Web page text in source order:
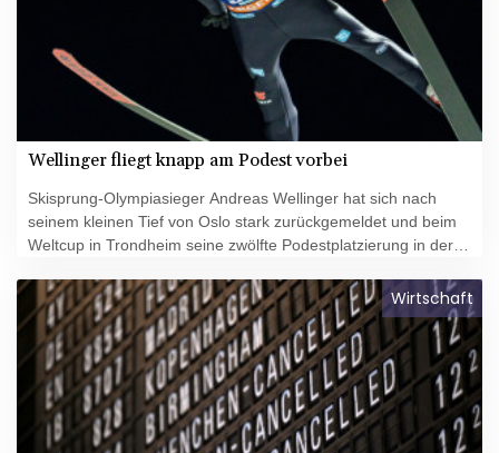
Wellinger fliegt knapp am Podest vorbei
Skisprung-Olympiasieger Andreas Wellinger hat sich nach
seinem kleinen Tief von Oslo stark zurückgemeldet und beim
Weltcup in Trondheim seine zwölfte Podestplatzierung in der
Ruhpolding kam zum Auftakt der zweiten Station der Raw-Air-
Tournee beim Sieg des Japaners Ryoyu Kobayashi auf Platz
vier.
Wirtschaft